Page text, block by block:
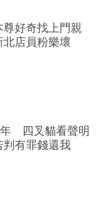
好奇找上門親
店員粉樂壞
四叉貓看聲明
判有罪錢還我